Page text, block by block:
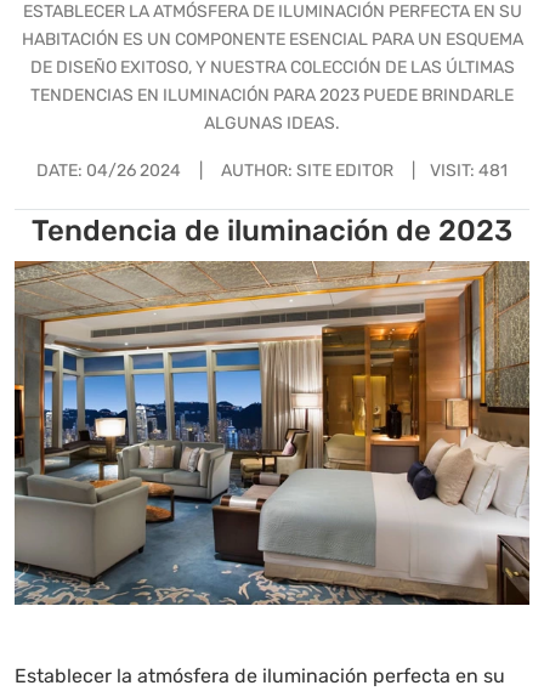
ESTABLECER LA ATMÓSFERA DE ILUMINACIÓN PERFECTA EN SU
HABITACIÓN ES UN COMPONENTE ESENCIAL PARA UN ESQUEMA
DE DISEÑO EXITOSO, Y NUESTRA COLECCIÓN DE LAS ÚLTIMAS
TENDENCIAS EN ILUMINACIÓN PARA 2023 PUEDE BRINDARLE
ALGUNAS IDEAS.
DATE: 04/26 2024 AUTHOR: SITE EDITOR VISIT: 481
Tendencia de iluminación de 2023
Establecer la atmósfera de iluminación perfecta en su